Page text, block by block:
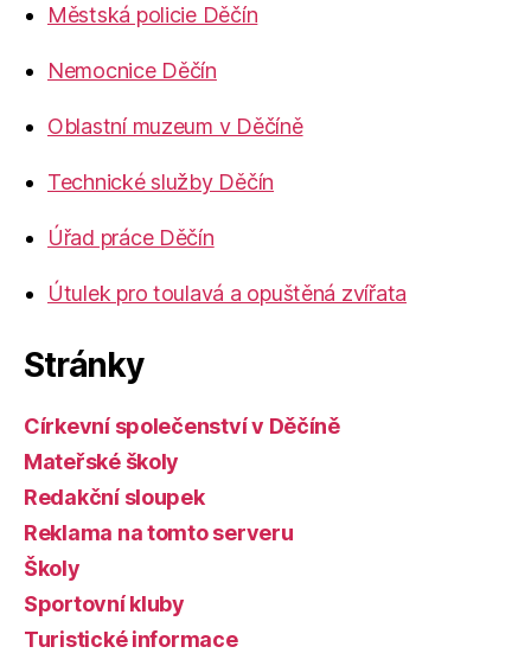
Městská policie Děčín
Nemocnice Děčín
Oblastní muzeum v Děčíně
Technické služby Děčín
Úřad práce Děčín
Útulek pro toulavá a opuštěná zvířata
Stránky
Církevní společenství v Děčíně
Mateřské školy
Redakční sloupek
Reklama na tomto serveru
Školy
Sportovní kluby
Turistické informace